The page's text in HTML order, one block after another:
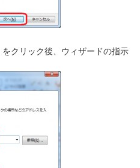
をクリック後、ウィザードの指示